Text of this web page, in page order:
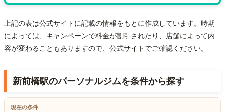
上記の表は公式サイトに記載の情報をもとに作成しています。時期
によっては、キャンペーンで料金が割引されたり、店舗によって内
容が変わることもありますので、公式サイトでご確認ください。
新前橋駅のパーソナルジムを条件から探す
現在の条件